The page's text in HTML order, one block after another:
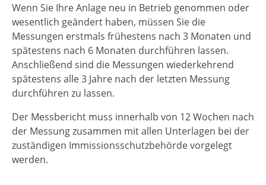
Wenn Sie Ihre Anlage neu in Betrieb genommen oder
wesentlich geändert haben, müssen Sie die
Messungen erstmals frühestens nach 3 Monaten und
spätestens nach 6 Monaten durchführen lassen.
Anschließend sind die Messungen wiederkehrend
spätestens alle 3 Jahre nach der letzten Messung
durchführen zu lassen.
Der Messbericht muss innerhalb von 12 Wochen nach
der Messung zusammen mit allen Unterlagen bei der
zuständigen Immissionsschutzbehörde vorgelegt
werden.